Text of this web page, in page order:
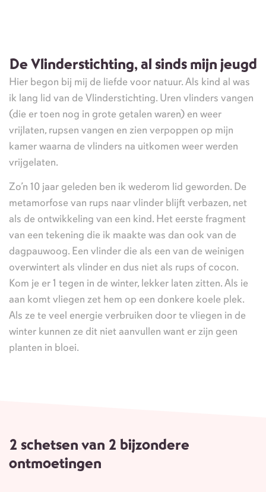
De Vlinderstichting, al sinds mijn jeugd
Hier begon bij mij de liefde voor natuur. Als kind al was
ik lang lid van de Vlinderstichting. Uren vlinders vangen
(die er toen nog in grote getalen waren) en weer
vrijlaten, rupsen vangen en zien verpoppen op mijn
kamer waarna de vlinders na uitkomen weer werden
vrijgelaten.
Zo’n 10 jaar geleden ben ik wederom lid geworden. De
metamorfose van rups naar vlinder blijft verbazen, net
als de ontwikkeling van een kind. Het eerste fragment
van een tekening die ik maakte was dan ook van de
dagpauwoog. Een vlinder die als een van de weinigen
overwintert als vlinder en dus niet als rups of cocon.
Kom je er 1 tegen in de winter, lekker laten zitten. Als ie
aan komt vliegen zet hem op een donkere koele plek.
Als ze te veel energie verbruiken door te vliegen in de
winter kunnen ze dit niet aanvullen want er zijn geen
planten in bloei.
2 schetsen van 2 bijzondere
ontmoetingen